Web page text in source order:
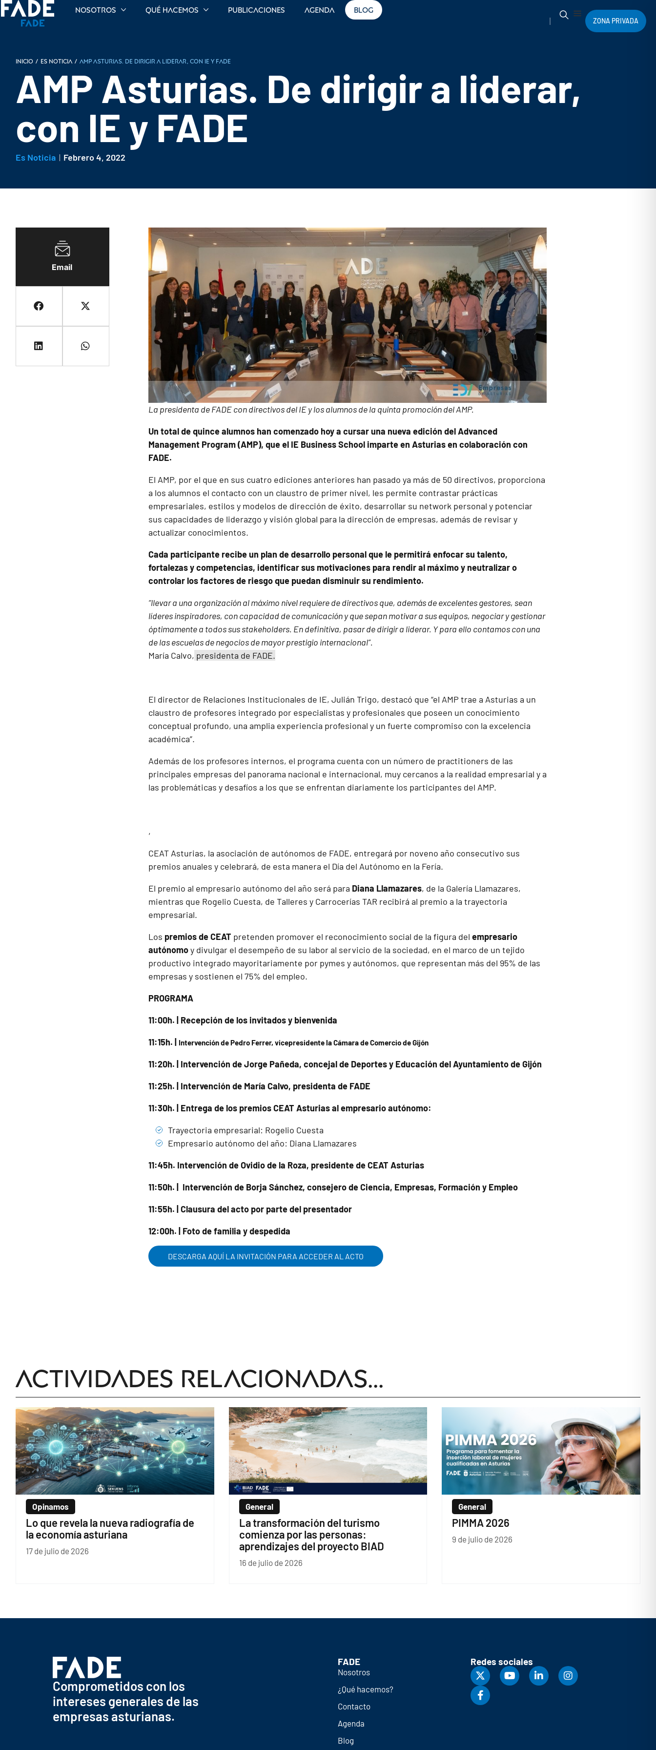
Nosotros Qué hacemos Publicaciones Agenda Blog
ZONA PRIVADA
INICIO / Es noticia / AMP Asturias. De dirigir a liderar, con IE y FADE
AMP Asturias. De dirigir a liderar,
con IE y FADE
Es Noticia Febrero 4, 2022
Email
La presidenta de FADE con directivos del IE y los alumnos de la quinta promoción del AMP.
Un total de quince alumnos han comenzado hoy a cursar una nueva edición del Advanced
Management Program (AMP), que el IE Business School imparte en Asturias en colaboración con
FADE.
El AMP, por el que en sus cuatro ediciones anteriores han pasado ya más de 50 directivos, proporciona
a los alumnos el contacto con un claustro de primer nivel, les permite contrastar prácticas
empresariales, estilos y modelos de dirección de éxito, desarrollar su network personal y potenciar
sus capacidades de liderazgo y visión global para la dirección de empresas, además de revisar y
actualizar conocimientos.
Cada participante recibe un plan de desarrollo personal que le permitirá enfocar su talento,
fortalezas y competencias, identificar sus motivaciones para rendir al máximo y neutralizar o
controlar los factores de riesgo que puedan disminuir su rendimiento.
“llevar a una organización al máximo nivel requiere de directivos que, además de excelentes gestores, sean
líderes inspiradores, con capacidad de comunicación y que sepan motivar a sus equipos, negociar y gestionar
óptimamente a todos sus stakeholders. En definitiva, pasar de dirigir a liderar. Y para ello contamos con una
de las escuelas de negocios de mayor prestigio internacional”.
María Calvo, presidenta de FADE.
El director de Relaciones Institucionales de IE, Julián Trigo, destacó que “el AMP trae a Asturias a un
claustro de profesores integrado por especialistas y profesionales que poseen un conocimiento
conceptual profundo, una amplia experiencia profesional y un fuerte compromiso con la excelencia
académica”.
Además de los profesores internos, el programa cuenta con un número de practitioners de las
principales empresas del panorama nacional e internacional, muy cercanos a la realidad empresarial y a
las problemáticas y desafíos a los que se enfrentan diariamente los participantes del AMP.
,
CEAT Asturias, la asociación de autónomos de FADE, entregará por noveno año consecutivo sus
premios anuales y celebrará, de esta manera el Día del Autónomo en la Fería.
El premio al empresario autónomo del año será para Diana Llamazares, de la Galería Llamazares,
mientras que Rogelio Cuesta, de Talleres y Carrocerías TAR recibirá al premio a la trayectoria
empresarial.
Los premios de CEAT pretenden promover el reconocimiento social de la figura del empresario
autónomoy divulgar el desempeño de su labor al servicio de la sociedad, en el marco de un tejido
productivo integrado mayoritariamente por pymes y autónomos, que representan más del 95% de las
empresas y sostienen el 75% del empleo.
PROGRAMA
11:00h. | Recepción de los invitados y bienvenida
11:15h. | Intervención de Pedro Ferrer, vicepresidente la Cámara de Comercio de Gijón
11:20h. | Intervención de Jorge Pañeda, concejal de Deportes y Educación del Ayuntamiento de Gijón
11:25h. | Intervención de María Calvo, presidenta de FADE
11:30h. | Entrega de los premios CEAT Asturias al empresario autónomo:
Trayectoria empresarial: Rogelio Cuesta
Empresario autónomo del año: Diana Llamazares
11:45h. Intervención de Ovidio de la Roza, presidente de CEAT Asturias
11:50h. | Intervención de Borja Sánchez, consejero de Ciencia, Empresas, Formación y Empleo
11:55h. | Clausura del acto por parte del presentador
12:00h. | Foto de familia y despedida
DESCARGA AQUÍ LA INVITACIÓN PARA ACCEDER AL ACTO
Actividades relacionadas...
Opinamos
Lo que revela la nueva radiografía de
la economía asturiana
17 de julio de 2026
General
La transformación del turismo
comienza por las personas:
aprendizajes del proyecto BIAD
16 de julio de 2026
General
PIMMA 2026
9 de julio de 2026
Comprometidos con los
intereses generales de las
empresas asturianas.
FADE
Nosotros
¿Qué hacemos?
Contacto
Agenda
Blog
Redes sociales